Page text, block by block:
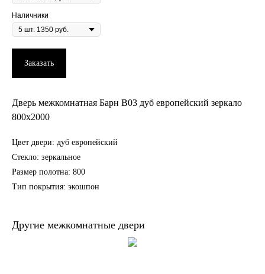
Наличники
Заказать
Дверь межкомнатная Барн B03 дуб европейский зеркало
800х2000
Цвет двери: дуб европейский
Стекло: зеркальное
Размер полотна: 800
Тип покрытия: экошпон
Другие межкомнатные двери